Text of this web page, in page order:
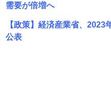
需要が倍増へ
【政策】経済産業省、2023
公表